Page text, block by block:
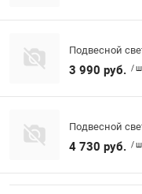
Подвесной
3 990 руб. /
Подвесной
4 730 руб. /